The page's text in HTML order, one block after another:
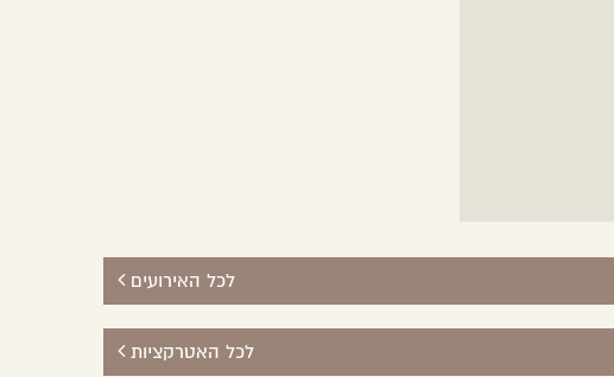
לכל האירועים
לכל האטרקציות